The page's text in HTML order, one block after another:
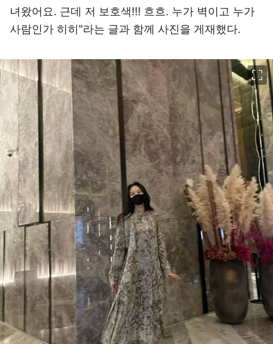
녀왔어요. 근데 저 보호색!!! 흐흐. 누가 벽이고 누가
사람인가 히히"라는 글과 함께 사진을 게재했다.